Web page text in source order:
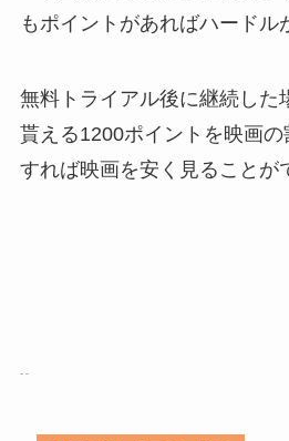
もポイントがあればハードル
無料トライアル後に継続した
貰える1200ポイントを映画
すれば映画を安く見ることが